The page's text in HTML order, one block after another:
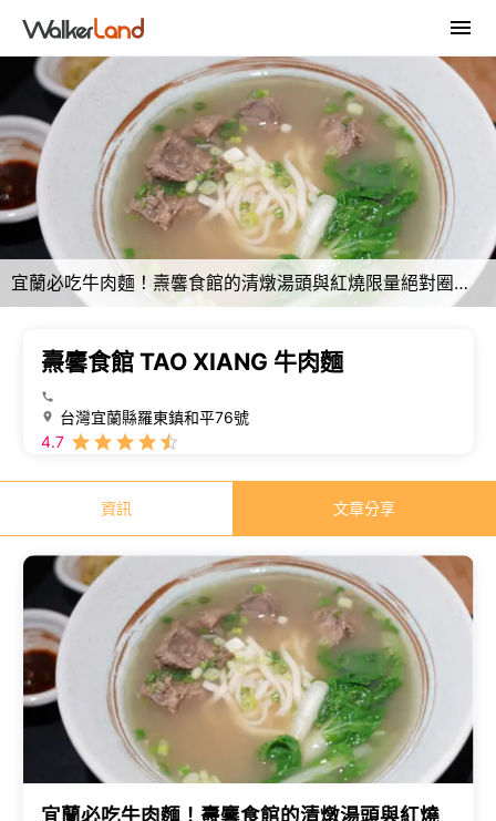
宜蘭必吃牛肉麵！燾麘食館的清燉湯頭與紅燒限量絕對圈粉。
燾麘食館 TAO XIANG 牛肉麵
台灣宜蘭縣羅東鎮和平76號
4.7
資訊 文章分享
宜蘭必吃牛肉麵！燾麘食館的清燉湯頭與紅燒